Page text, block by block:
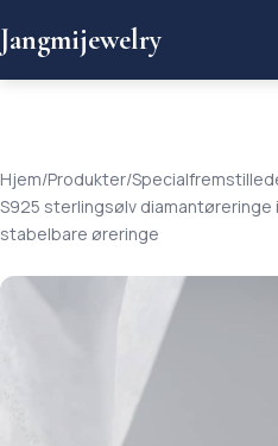
Jangmijewelry
Hjem/Produkter/
S925 sterlingsølv diamantøreringe
stabelbare øreringe